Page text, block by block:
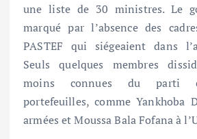
une liste de 30 ministres. Le
marqué par l’absence des
PASTEF qui siégeaient dans
Seuls quelques membres
moins connues du parti
portefeuilles, comme Yankhoba
armées et Moussa Bala Fofana à